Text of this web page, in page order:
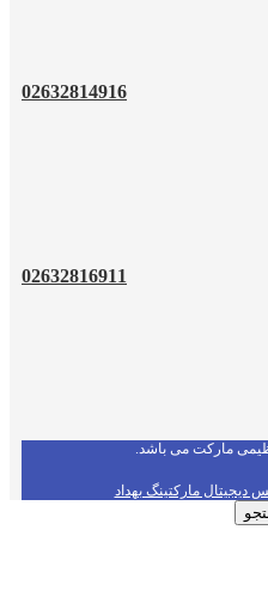
02632814916
02632816911
مارکت می باشد.
دیجیتال مارکتینگ بهداد